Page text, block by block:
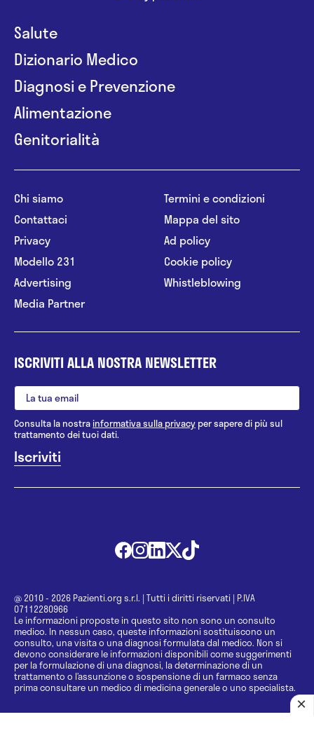
Salute
Dizionario Medico
Diagnosi e Prevenzione
Alimentazione
Genitorialità
Chi siamo
Contattaci
Privacy
Modello 231
Advertising
Media Partner
Termini e condizioni
Mappa del sito
Ad policy
Cookie policy
Whistleblowing
ISCRIVITI ALLA NOSTRA NEWSLETTER
Consulta la nostrainformativa sulla privacy per sapere di più sul
trattamento dei tuoi dati.
@ 2010 - 2026 Pazienti.org s.r.l. | Tutti i diritti riservati | P.IVA
07112280966
Le informazioni proposte in questo sito non sono un consulto
medico. In nessun caso, queste informazioni sostituiscono un
consulto, una visita o una diagnosi formulata dal medico. Non si
devono considerare le informazioni disponibili come suggerimenti
per la formulazione di una diagnosi, la determinazione di un
trattamento o l’assunzione o sospensione di un farmaco senza
prima consultare un medico di medicina generale o uno specialista.